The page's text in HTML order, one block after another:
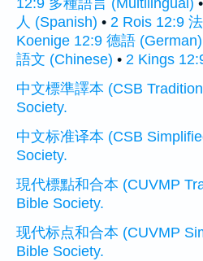
12:9 多種語言 (Multilingual) •
人 (Spanish) • 2 Rois 12:9
Koenige 12:9 德語 (German)
語文 (Chinese) • 2 Kings
中文標準譯本 (CSB
Society.
中文标准译本 (CSB
Society.
現代標點和合本 (CUVMP
Bible Society.
现代标点和合本 (CUVMP
Bible Society.